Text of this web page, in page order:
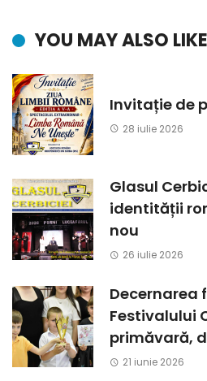
YOU MAY ALSO LIKE
Invitație de
28 iulie 2026
Glasul
identității
nou
26 iulie 2026
Decernarea
Festivalului
primăvară,
21 iunie 2026